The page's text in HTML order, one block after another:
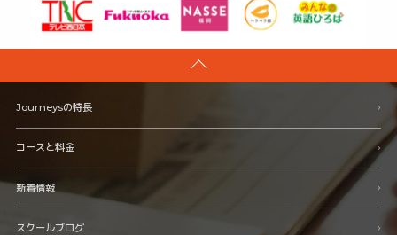
Journeysの特長
コースと料金
新着情報
スクールブログ